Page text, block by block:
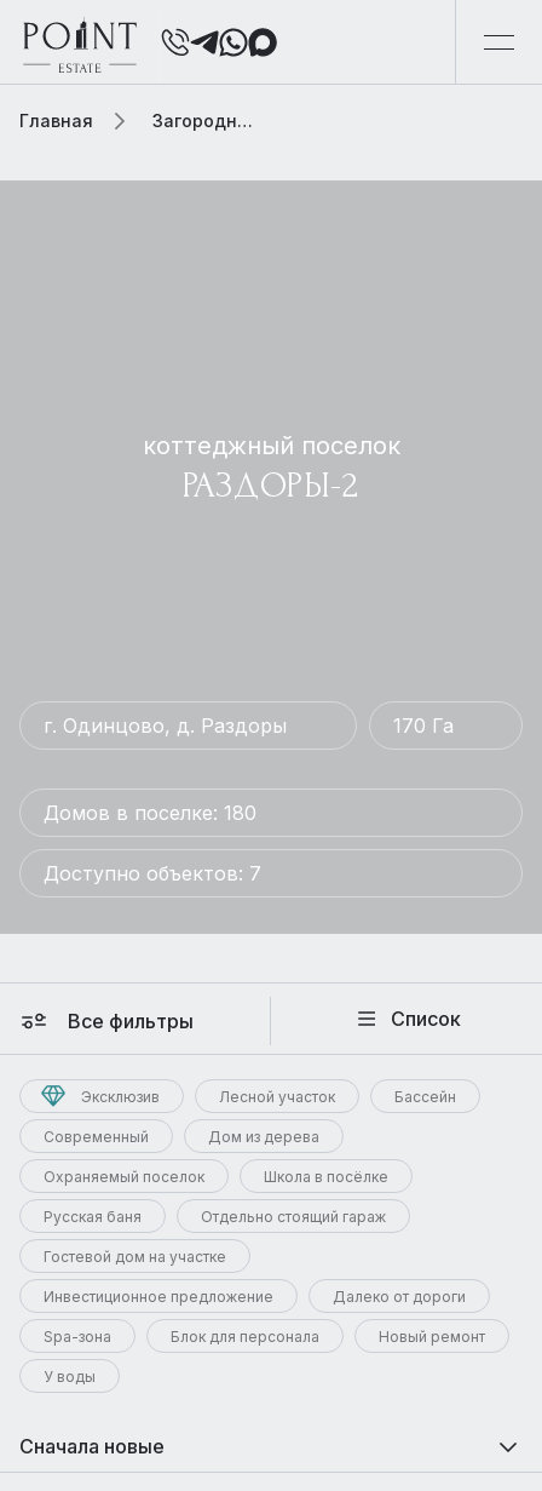
Главная Загородная элитная недвижимость
коттеджный поселок
РАЗДОРЫ-2
г. Одинцово, д. Раздоры 170 Га
Домов в поселке: 180
Доступно объектов: 7
Все фильтры
Эксклюзив Лесной участок Бассейн
Современный Дом из дерева
Охраняемый поселок Школа в посёлке
Русская баня Отдельно стоящий гараж
Гостевой дом на участке
Инвестиционное предложение Далеко от дороги
Spa-зона Блок для персонала Новый ремонт
У воды
Список
Сначала новые